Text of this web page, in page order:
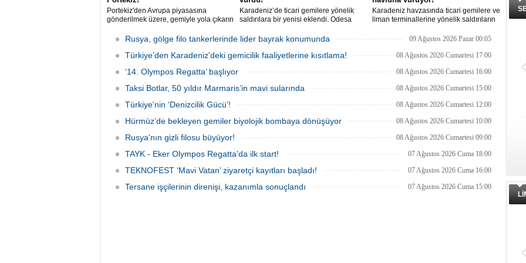
Portekiz'den Avrupa piyasasına
gönderilmek üzere, gemiyle yola çıkarın
hava ve deniz kuvvetlerinin
operasyonuyla durduruldu. Operasyon
kapsamında, gemideki iki yabancı
gözaltına alındı.
Karadeniz’de ticari gemilere yönelik
saldırılara bir yenisi eklendi. Odesa
aldığı Alman işletmesindeki Emil
gemisinde yangın çıktı; teknik sistemler
durunca mürettebat tahliye edildi.
Karadeniz havzasında ticari gemilere ve
liman terminallerine yönelik saldırıların
sekteye uğrattı. Risk artışıyla birlikte
bin doları aşarken, savaş sigortası
fiyatlarında yüzde 50’yi geçen
Rusya, gölge filo tankerlerinde lider bayrak konumunda 09 Ağustos 2026 Pazar 00:05
Türkiye’den Karadeniz'deki gemicilik faaliyetlerine kısıtlama! 08 Ağustos 2026 Cumartesi 17:00
‘14. Olympos Regatta’ başlıyor 08 Ağustos 2026 Cumartesi 16:00
Taksi Botlar, 50 yıldır Marmaris’in mavi sularında 08 Ağustos 2026 Cumartesi 15:00
Türkiye'nin ‘Denizcilik Gücü’! 08 Ağustos 2026 Cumartesi 12:00
Hürmüz’de bekleyen gemiler biyolojik bombaya dönüşüyor 08 Ağustos 2026 Cumartesi 10:00
Rusya'nın gizli filosu büyüyor! 08 Ağustos 2026 Cumartesi 09:00
TAYK - Eker Olympos Regatta'da ilk start! 07 Ağustos 2026 Cuma 18:00
TEKNOFEST ‘Mavi Vatan’ ziyaretçi kayıtları başladı! 07 Ağustos 2026 Cuma 16:00
Tersane işçilerinin direnişi, kazanımla sonuçlandı 07 Ağustos 2026 Cuma 15:00